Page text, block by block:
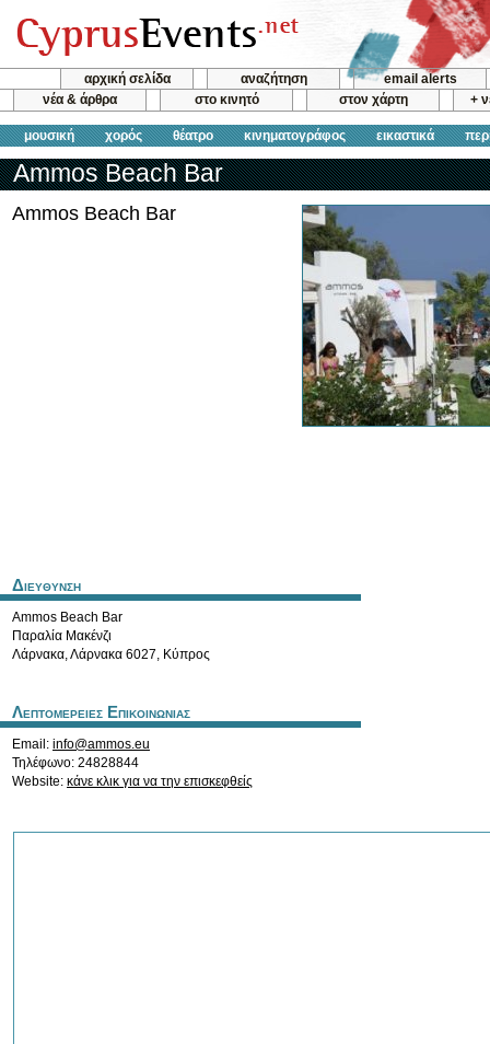
αρχική σελίδα αναζήτηση
email alerts
νέα & άρθρα
στο κινητό στον χάρτη +
μουσική χορός θέατρο κινηματογράφος εικαστικά
Ammos Beach Bar
Ammos Beach Bar
Διευθυνση
Ammos Beach Bar
Παραλία Μακένζι
Λάρνακα,Λάρνακα 6027, Κύπρος
Λεπτομερειες Επικοινωνιας
Email: info@ammos.eu
Τηλέφωνο: 24828844
Website: κάνε κλικ για να την επισκεφθείς